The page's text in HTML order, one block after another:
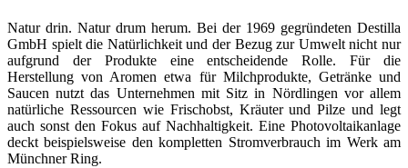
Natur drin. Natur drum herum. Bei der 1969 gegründeten Destilla
GmbH spielt die Natürlichkeit und der Bezug zur Umwelt nicht nur
aufgrund der Produkte eine entscheidende Rolle. Für die
Herstellung von Aromen etwa für Milchprodukte, Getränke und
Saucen nutzt das Unternehmen mit Sitz in Nördlingen vor allem
natürliche Ressourcen wie Frischobst, Kräuter und Pilze und legt
auch sonst den Fokus auf Nachhaltigkeit. Eine Photovoltaikanlage
deckt beispielsweise den kompletten Stromverbrauch im Werk am
Münchner Ring.